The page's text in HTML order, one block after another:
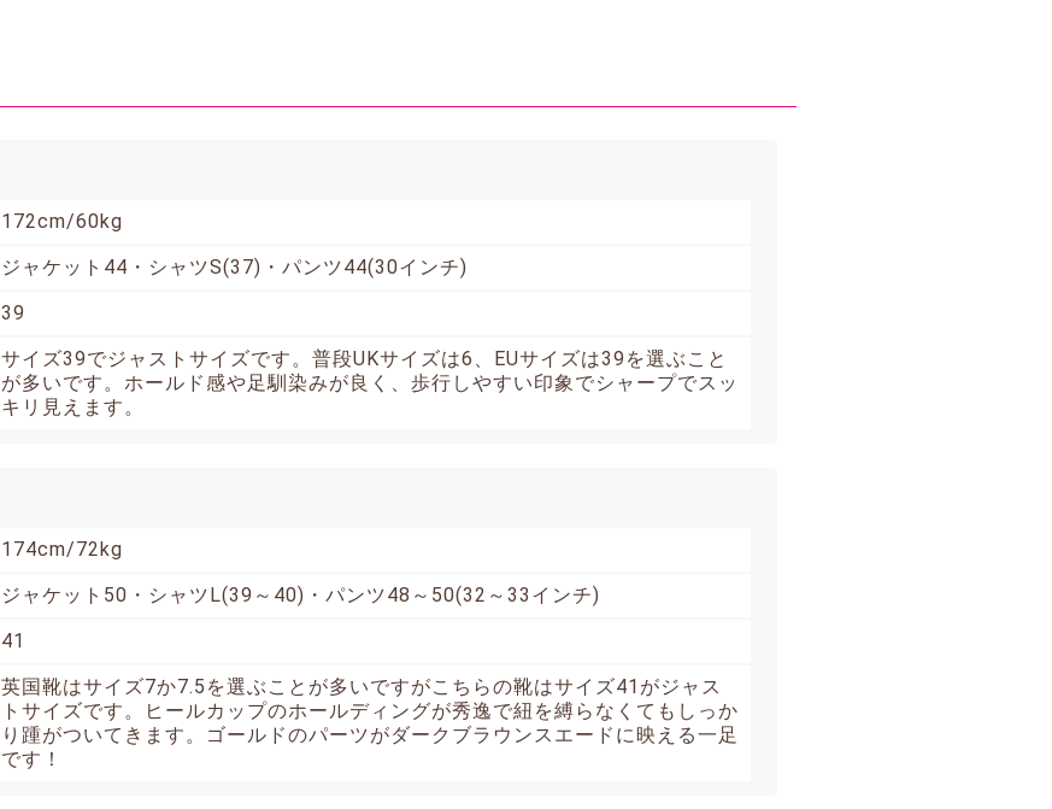
172cm/60kg
ジャケット44・シャツS(37)・パンツ44(30インチ)
39
サイズ39でジャストサイズです。普段UKサイズは6、EUサイズは39を選ぶこと
が多いです。ホールド感や足馴染みが良く、歩行しやすい印象でシャープでスッ
キリ見えます。
174cm/72kg
ジャケット50・シャツL(39～40)・パンツ48～50(32～33インチ)
41
英国靴はサイズ7か7.5を選ぶことが多いですがこちらの靴はサイズ41がジャス
トサイズです。ヒールカップのホールディングが秀逸で紐を縛らなくてもしっか
り踵がついてきます。ゴールドのパーツがダークブラウンスエードに映える一足
です！